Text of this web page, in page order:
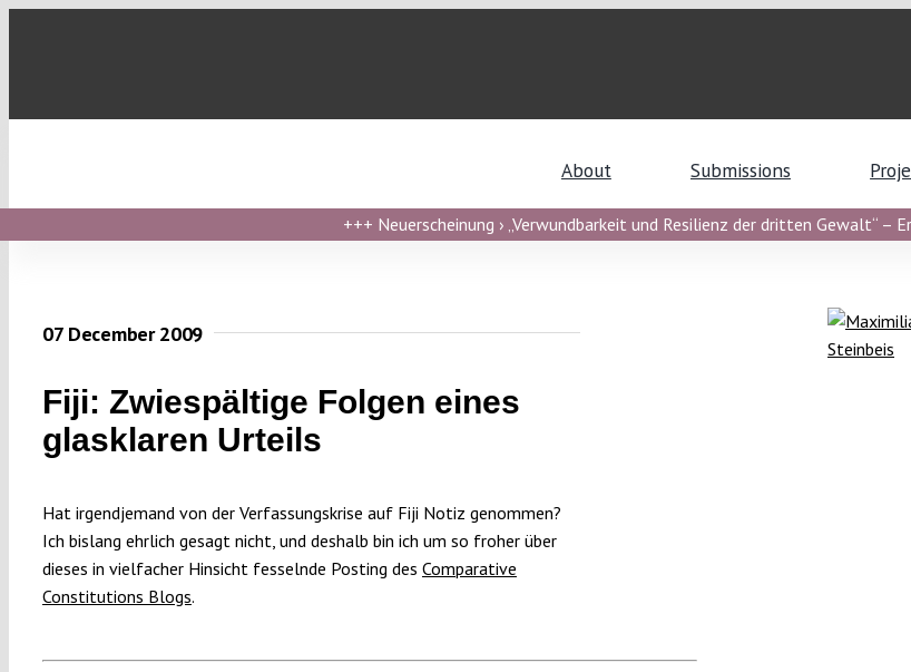
About Submissions
+++ Neuerscheinung › „Verwundbarkeit und Resilienz der dritten Gewalt“ –
07 December 2009
Fiji: Zwiespältige Folgen eines
glasklaren Urteils
Hat irgendjemand von der Verfassungskrise auf Fiji Notiz genommen?
Ich bislang ehrlich gesagt nicht, und deshalb bin ich um so froher über
dieses in vielfacher Hinsicht fesselnde Posting des Comparative
Constitutions Blogs.